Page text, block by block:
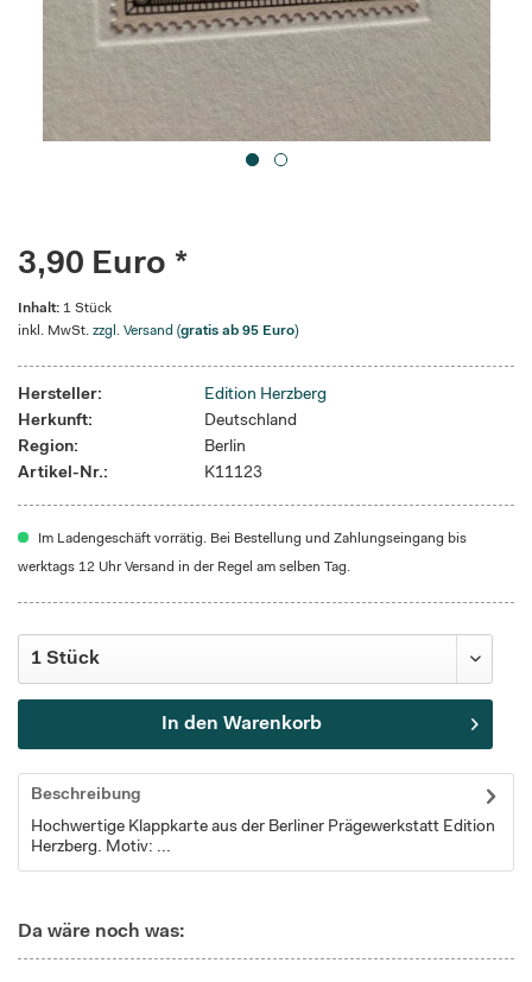
3,90 Euro *
Inhalt: 1 Stück
inkl. MwSt. zzgl. Versand (gratis ab 95 Euro)
Hersteller:
Edition Herzberg
Herkunft:
Deutschland
Region:
Berlin
Artikel-Nr.:
K11123
Im Ladengeschäft vorrätig. Bei Bestellung und Zahlungseingang bis
werktags 12 Uhr Versand in der Regel am selben Tag.
In den Warenkorb
Beschreibung
Hochwertige Klappkarte aus der Berliner Prägewerkstatt Edition
Herzberg. Motiv: ...
Da wäre noch was: